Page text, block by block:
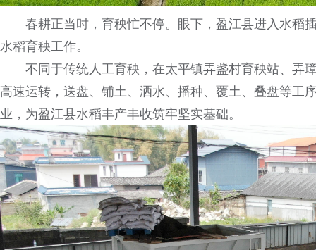
春耕正当时，育秧忙不停。眼下，盈江县进入水稻
水稻育秧工作。
不同于传统人工育秧，在太平镇弄盏村育秧站、弄
高速运转，送盘、铺土、洒水、播种、覆土、叠盘等工
业，为盈江县水稻丰产丰收筑牢坚实基础。